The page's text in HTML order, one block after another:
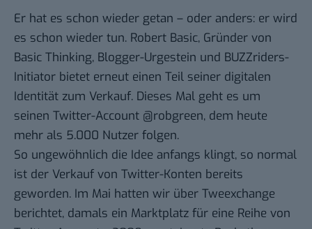
Er hat es schon wieder getan – oder anders: er wird
es schon wieder tun. Robert Basic, Gründer von
Basic Thinking, Blogger-Urgestein und BUZZriders-
Initiator bietet erneut einen Teil seiner digitalen
Identität zum Verkauf. Dieses Mal geht es um
seinen Twitter-Account @robgreen, dem heute
mehr als 5.000 Nutzer folgen.
So ungewöhnlich die Idee anfangs klingt, so normal
ist der Verkauf von Twitter-Konten bereits
geworden. Im Mai hatten wir über Tweexchange
berichtet, damals ein Marktplatz für eine Reihe von